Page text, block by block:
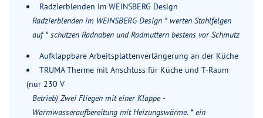
Radzierblenden im WEINSBERG Design
Radzierblenden im WEINSBERG Design * werten Stahlfelgen
auf * schützen Radnaben und Radmuttern bestens vor Schmutz
Aufklappbare Arbeitsplattenverlängerung an der Küche
TRUMA Therme mit Anschluss für Küche und T-Raum
(nur 230 V
Betrieb) Zwei Fliegen mit einer Klappe -
Warmwasseraufbereitung mit Heizungswärme. * ein